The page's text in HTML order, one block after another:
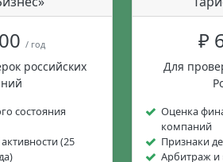
/ год
российских
состояния
(25
₽
Для
Оценка
компаний
Признаки
Арбитраж и